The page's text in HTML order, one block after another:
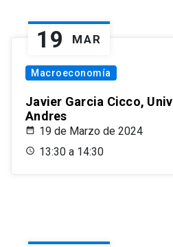
19 MAR
Macroeconomía
Javier Garcia Cicco,
Andres
19 de Marzo de 2024
13:30 a 14:30